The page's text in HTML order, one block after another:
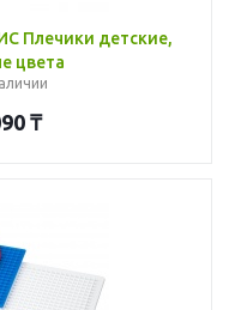
Плечики детские,
цвета
₸